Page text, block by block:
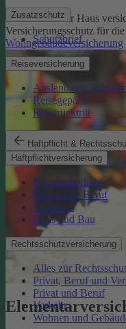
Zusatzschutz
Schutzbrief
Reiseversicherung
Reisegepäck
Reiserücktritt
Haftpflicht &
Haftpflichtversicherung
Privathaftpflicht
Dienst und Beruf
Tierhalter
Haus und Bau
Rechtsschutzversicherung
Alles zur
Privat, Beruf und
Privat und Beruf
Verkehr
Wohnen und
Sie möchten Ihr Haus
Versicherungsschutz für
Wohngebäudeversicherung